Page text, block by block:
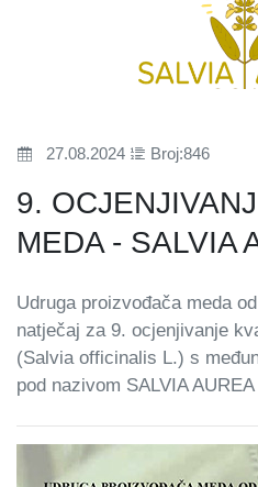
27.08.2024 Broj:846
9.
MEDA - SALVIA
Udruga proizvođača meda
natječaj za 9. ocjenjivanje
(Salvia officinalis L.) s
pod nazivom SALVIA AUREA